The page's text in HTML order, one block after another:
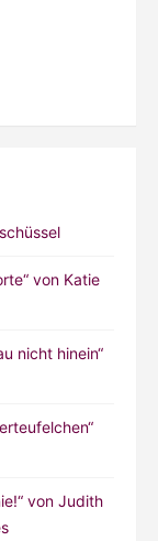
von Katie
nicht hinein“
von Judith